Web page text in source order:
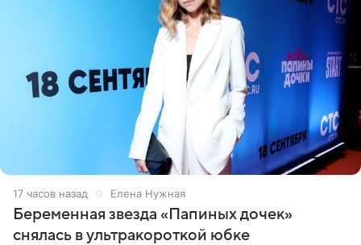
17 часов назад Елена Нужная
Беременная звезда «Папиных дочек»
снялась в ультракороткой юбке